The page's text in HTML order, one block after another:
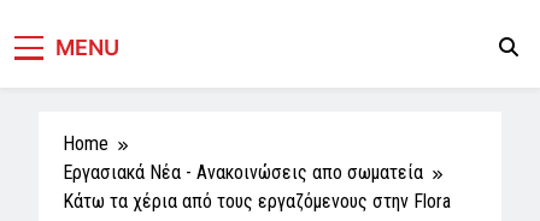
MENU
Home
Εργασιακά Νέα - Aνακοινώσεις απο σωματεία
Κάτω τα χέρια από τους εργαζόμενους στην Flora